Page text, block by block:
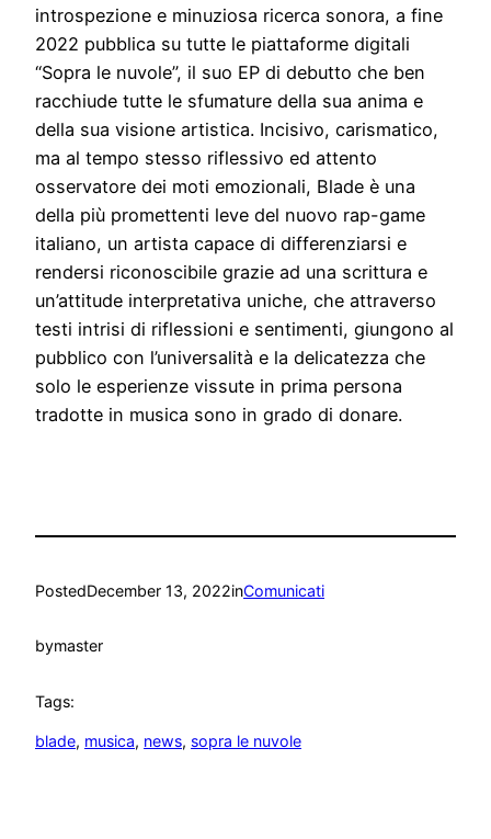
introspezione e minuziosa ricerca sonora, a fine
2022 pubblica su tutte le piattaforme digitali
“Sopra le nuvole”, il suo EP di debutto che ben
racchiude tutte le sfumature della sua anima e
della sua visione artistica. Incisivo, carismatico,
ma al tempo stesso riflessivo ed attento
osservatore dei moti emozionali, Blade è una
della più promettenti leve del nuovo rap-game
italiano, un artista capace di differenziarsi e
rendersi riconoscibile grazie ad una scrittura e
un’attitude interpretativa uniche, che attraverso
testi intrisi di riflessioni e sentimenti, giungono al
pubblico con l’universalità e la delicatezza che
solo le esperienze vissute in prima persona
tradotte in musica sono in grado di donare.
PostedDecember 13, 2022inComunicati
bymaster
Tags:
blade, musica, news, sopra le nuvole